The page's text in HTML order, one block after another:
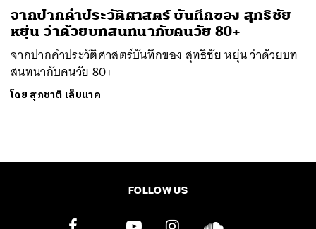
จากปากคำประวัติศาสตร์ บันทึกของ สุทธิชัย
หยุ่น ว่าด้วยบทสนทนากับคนวัย 80+
จากปากคำประวัติศาสตร์บันทึกของ สุทธิชัย หยุ่น ว่าด้วยบท
สนทนากับคนวัย 80+
โดย สุภชาติ เล็บนาค
FOLLOW US